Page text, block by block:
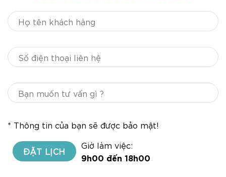
* Thông tin của bạn sẽ được bảo mật!
Giờ làm việc:
9h00 đến 18h00